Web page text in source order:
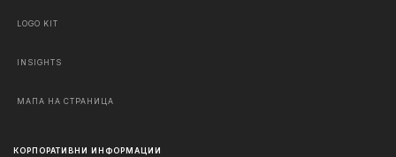
LOGO KIT
INSIGHTS
МАПА НА СТРАНИЦА
КОРПОРАТИВНИ ИНФОРМАЦИИ